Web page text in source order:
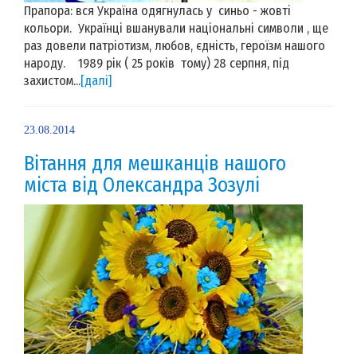
Прапора: вся Україна одягнулась у синьо - жовті
кольори. Українці вшанували національні символи , ще
раз довели патріотизм, любов, єдність, героїзм нашого
народу. 1989 рік ( 25 років тому) 28 серпня, під
захистом...[далі]
23.08.2014
Вітання для мешканців нашого
міста від Олександра Зозулі